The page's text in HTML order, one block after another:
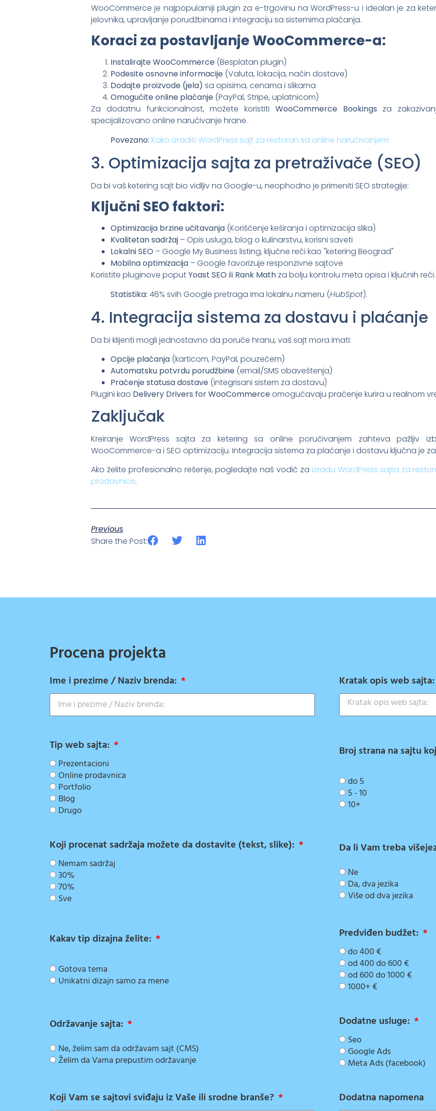
WooCommerce je najpopularniji plugin za e-trgovinu na WordPress-u i idealan je za
jelovnika, upravljanje porudžbinama i integraciju sa sistemima plaćanja.
Koraci za postavljanje WooCommerce-a:
Instalirajte WooCommerce (Besplatan plugin)
Podesite osnovne informacije (Valuta, lokacija, način dostave)
Dodajte proizvode (jela) sa opisima, cenama i slikama
Omogućite online plaćanje (PayPal, Stripe, uplatnicom)
Za dodatnu funkcionalnost, možete koristiti WooCommerce Bookings za
specijalizovano online naručivanje hrane.
Povezano: Kako izraditi WordPress sajt za restoran sa online naručivanjem
3. Optimizacija sajta za pretraživače (SEO)
Da bi vaš ketering sajt bio vidljiv na Google-u, neophodno je primeniti SEO strategije:
Ključni SEO faktori:
Optimizacija brzine učitavanja (Korišćenje keširanja i optimizacija slika)
Kvalitetan sadržaj – Opis usluga, blog o kulinarstvu, korisni saveti
Lokalni SEO – Google My Business listing, ključne reči kao "ketering Beograd"
Mobilna optimizacija – Google favorizuje responzivne sajtove
Koristite pluginove poputYoast SEO ili Rank Math za bolju kontrolu meta opisa i ključnih reči.
Statistika: 46% svih Google pretraga ima lokalnu nameru (HubSpot).
4. Integracija sistema za dostavu i plaćanje
Da bi klijenti mogli jednostavno da poruče hranu, vaš sajt mora imati:
Opcije plaćanja (karticom, PayPal, pouzećem)
Automatsku potvrdu porudžbine (email/SMS obaveštenja)
Praćenje statusa dostave (integrisani sistem za dostavu)
Plugini kao Delivery Drivers for WooCommerceomogućavaju praćenje kurira u realnom
Zaključak
Kreiranje WordPress sajta za ketering sa online poručivanjem zahteva pažljiv
WooCommerce-a i SEO optimizaciju. Integracija sistema za plaćanje i dostavu ključna je
Ako želite profesionalno rešenje, pogledajte naš vodič za izradu WordPress sajta za
prodavnice.
Previous
Share the Post:
Procena projekta
Ime i prezime / Naziv brenda: Kratak opis web sajta:
Tip web sajta:
Prezentacioni
Online prodavnica
Portfolio
Blog
Drugo
Broj strana na sajtu
do 5
5 - 10
10+
Koji procenat sadržaja možete da dostavite (tekst, slike):
Nemam sadržaj
30%
70%
Sve
Da li Vam treba
Ne
Da, dva jezika
Više od dva jezika
Kakav tip dizajna želite:
Gotova tema
Unikatni dizajn samo za mene
Predviđen budžet:
do 400 €
od 400 do 600 €
od 600 do 1000 €
1000+ €
Održavanje sajta:
Ne, želim sam da održavam sajt (CMS)
Želim da Vama prepustim održavanje
Dodatne usluge:
Seo
Google Ads
Meta Ads (facebook)
Koji Vam se sajtovi sviđaju iz Vaše ili srodne branše? Dodatna napomena